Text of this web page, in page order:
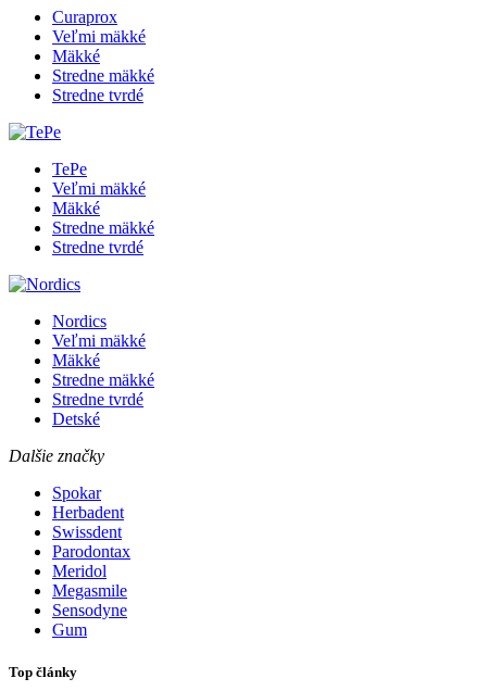
Curaprox
Veľmi mäkké
Mäkké
Stredne mäkké
Stredne tvrdé
TePe
Veľmi mäkké
Mäkké
Stredne mäkké
Stredne tvrdé
Nordics
Veľmi mäkké
Mäkké
Stredne mäkké
Stredne tvrdé
Detské
Dalšie značky
Spokar
Herbadent
Swissdent
Parodontax
Meridol
Megasmile
Sensodyne
Gum
Top články